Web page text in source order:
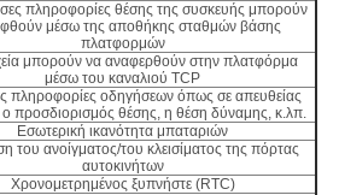
πληροφορίες θέσης της συσκευής μπορούν
μέσω της αποθήκης σταθμών βάσης
πλατφορμών
μπορούν να αναφερθούν στην πλατφόρμα
μέσω του καναλιού TCP
πληροφορίες οδηγήσεων όπως σε απευθείας
προσδιορισμός θέσης, η θέση δύναμης, κ.λπ.
Εσωτερική ικανότητα μπαταριών
του ανοίγματος/του κλεισίματος της πόρτας
αυτοκινήτων
Χρονομετρημένος ξυπνήστε (RTC)